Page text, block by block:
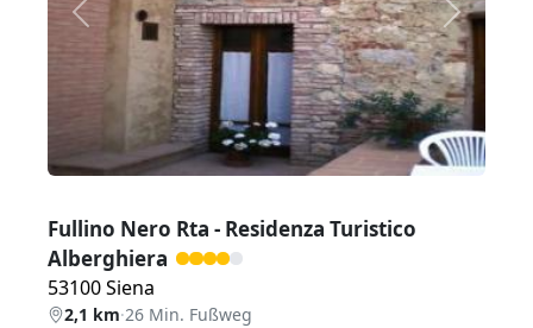
Zurück Weiter
Fullino Nero Rta - Residenza Turistico
Alberghiera
53100 Siena
2,1 km·26 Min. Fußweg